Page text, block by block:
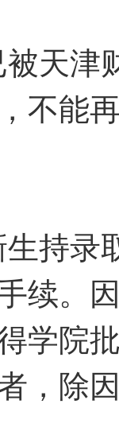
被天津
不能
生持录
续。
学院
，除